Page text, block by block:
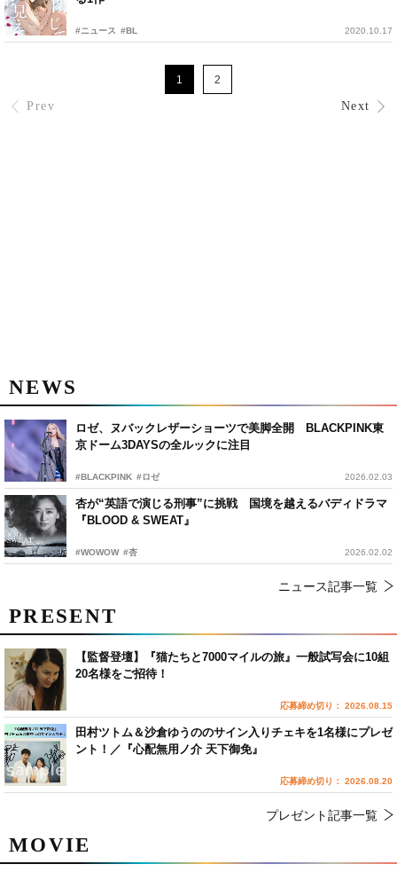
#ニュース #BL 2020.10.17
Prev
1 2
Next
NEWS
ロゼ、ヌバックレザーショーツで美脚全開 BLACKPINK東
京ドーム3DAYSの全ルックに注目
#BLACKPINK #ロゼ 2026.02.03
杏が“英語で演じる刑事”に挑戦 国境を越えるバディドラマ
『BLOOD & SWEAT』
#WOWOW #杏 2026.02.02
ニュース記事一覧
MOVIE
PRESENT
【監督登壇】『猫たちと7000マイルの旅』一般試写会に10組
20名様をご招待！
応募締め切り： 2026.08.15
田村ツトム＆沙倉ゆうののサイン入りチェキを1名様にプレゼ
ント！／『心配無用ノ介 天下御免』
応募締め切り： 2026.08.20
プレゼント記事一覧